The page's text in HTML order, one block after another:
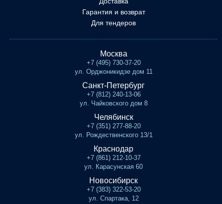
Гарантия и возврат
Для тендеров
Москва
+7 (495) 730-37-20
ул. Орджоникидзе дом 11
Санкт-Петербург
+7 (812) 240-13-06
ул. Чайковского дом 8
Челябинск
+7 (351) 277-88-20
ул. Рождественского 13/1
Краснодар
+7 (861) 212-10-37
ул. Карасунская 60
Новосибирск
+7 (383) 322-53-20
ул. Спартака, 12